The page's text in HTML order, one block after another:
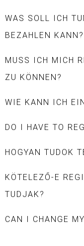
WAS SOLL ICH
BEZAHLEN KANN?
MUSS ICH MICH
ZU KÖNNEN?
WIE KANN ICH
DO I HAVE TO
HOGYAN TUDOK
KÖTELEZŐ-E
TUDJAK?
CAN I CHANGE